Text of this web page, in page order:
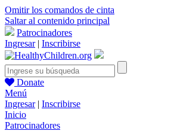
Omitir los comandos de cinta
Saltar al contenido principal
Patrocinadores
Ingresar| Inscribirse
Donate
Menú
Ingresar| Inscribirse
Inicio
Patrocinadores